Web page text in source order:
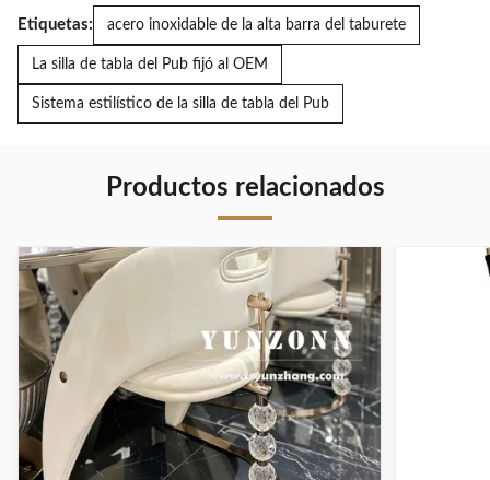
Etiquetas: acero inoxidable de la alta barra del taburete
La silla de tabla del Pub fijó al OEM
Sistema estilístico de la silla de tabla del Pub
Productos relacionados